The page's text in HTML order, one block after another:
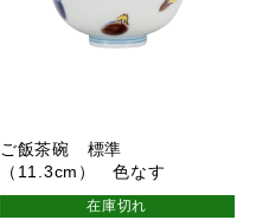
ご飯茶碗 標準
（11.3cm） 色なす
在庫切れ